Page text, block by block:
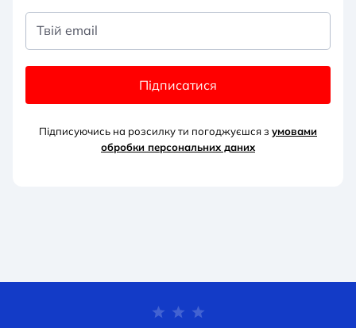
Твій email
Підписатися
Підписуючись на розсилку ти погоджуєшся з умовами
обробки персональних даних